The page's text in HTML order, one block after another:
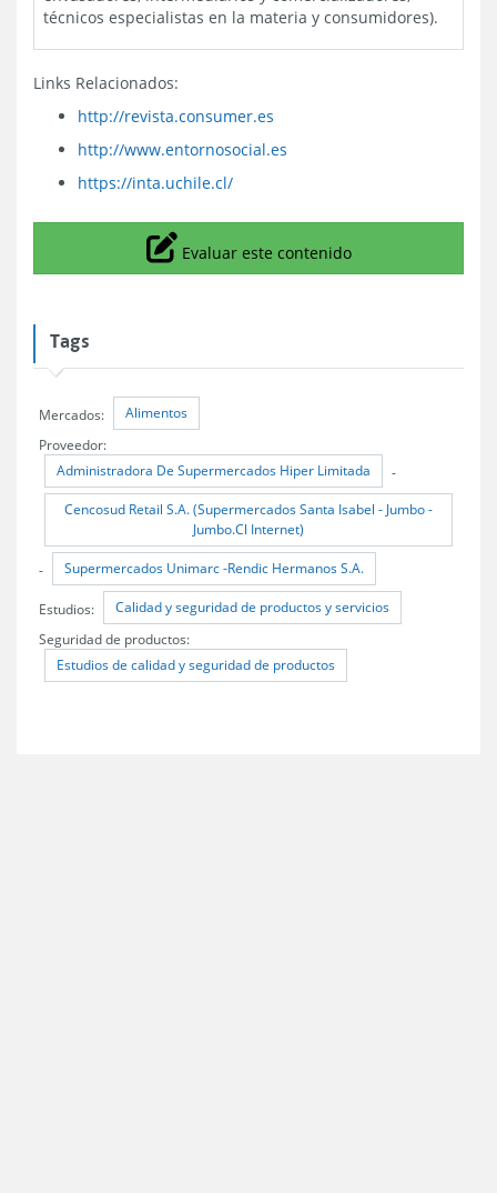
técnicos especialistas en la materia y consumidores).
Links Relacionados:
http://revista.consumer.es
http://www.entornosocial.es
https://inta.uchile.cl/
Icono
Evaluar este contenido
Tags
Mercados: Alimentos
Proveedor:
Administradora De Supermercados Hiper Limitada -
Cencosud Retail S.A. (Supermercados Santa Isabel - Jumbo -
Jumbo.Cl Internet)
- Supermercados Unimarc -Rendic Hermanos S.A.
Estudios: Calidad y seguridad de productos y servicios
Seguridad de productos:
Estudios de calidad y seguridad de productos